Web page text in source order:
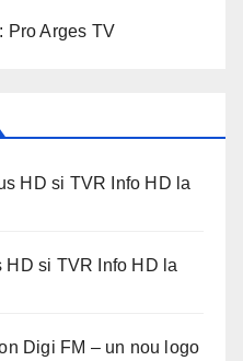
Pro Arges TV
HD si TVR Info HD la
HD si TVR Info HD la
Digi FM – un nou logo